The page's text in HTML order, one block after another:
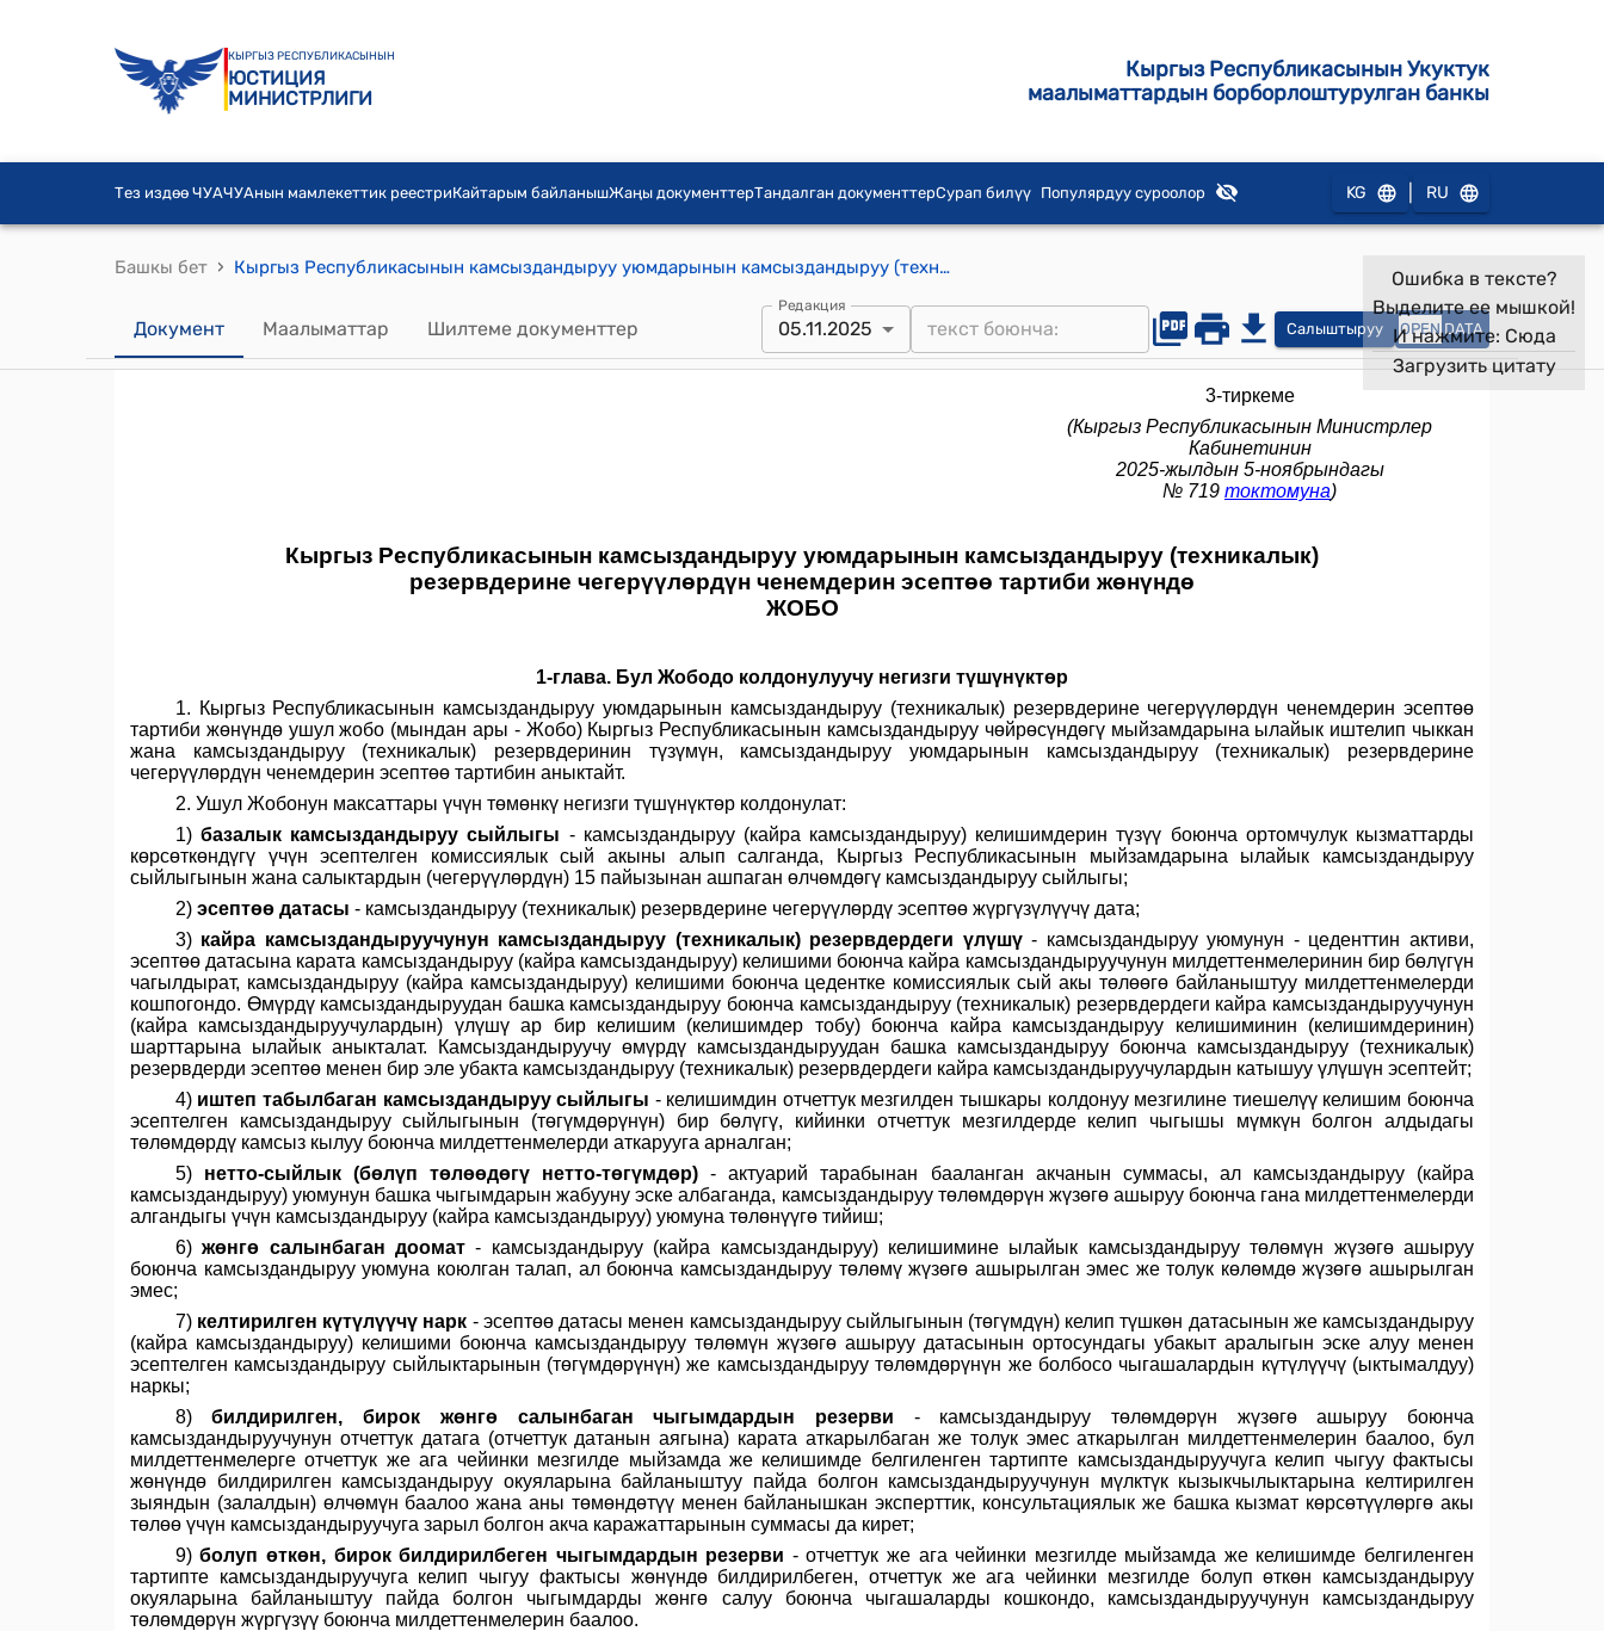
КЫРГЫЗ РЕСПУБЛИКАСЫНЫН
ЮСТИЦИЯ
МИНИСТРЛИГИ
Кыргыз Республикасынын Укуктук
маалыматтардын борборлоштурулган банкы
Тез издөө ЧУАЧУАнын мамлекеттик реестриКайтарым байланышЖаңы документтерТандалган документтерСурап билүү Популярдуу суроолор KG RU
Башкы бет › Кыргыз Республикасынын камсыздандыруу уюмдарынын камсыздандыруу (техникалык) резервдерине чегерүүлөрдүн ченемдерин эсептөө тартиби жөнүндө Жобо (Кыргыз Республикасынын Министрлер Кабинетинин 2025-жылдын 5-ноябрындагы № 719 токтомуна)
Документ Маалыматтар Шилтеме документтер
Редакция
05.11.2025 Салыштыруу OPEN DATA
Ошибка в тексте?
Выделите ее мышкой!
И нажмите: Сюда
Загрузить цитату